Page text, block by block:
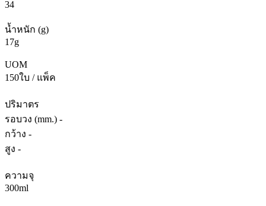
34
น้ำหนัก (g)
17g
UOM
150ใบ / แพ็ค
ปริมาตร
รอบวง (mm.) -
กว้าง -
สูง -
ความจุ
300ml